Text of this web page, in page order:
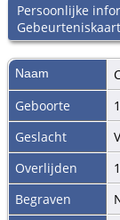
Persoonlijke
Gebeurteniskaart
Naam
Geboorte
Geslacht
Overlijden
Begraven